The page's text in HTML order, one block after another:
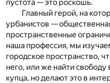
пустота — это роскошь.
Главный герой, на
урбанистов —
пространственные
наша профессия, мы
городское пространство,
него, или же найти
купца, но делают это в